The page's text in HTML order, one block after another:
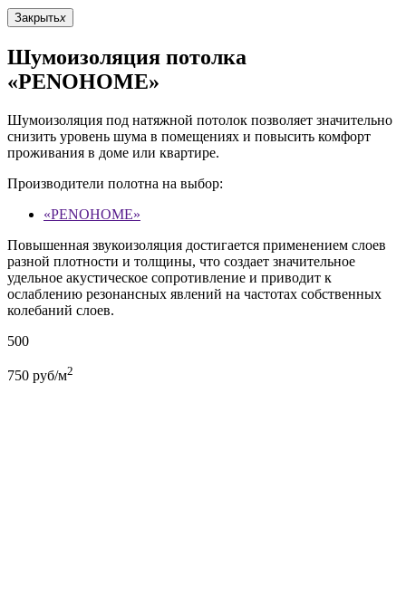
Закрытьx
Шумоизоляция потолка
«PENOHOME»
Шумоизоляция под натяжной потолок позволяет значительно
снизить уровень шума в помещениях и повысить комфорт
проживания в доме или квартире.
Производители полотна на выбор:
«PENOHOME»
Повышенная звукоизоляция достигается применением слоев
разной плотности и толщины, что создает значительное
удельное акустическое сопротивление и приводит к
ослаблению резонансных явлений на частотах собственных
колебаний слоев.
500
750 руб/м2